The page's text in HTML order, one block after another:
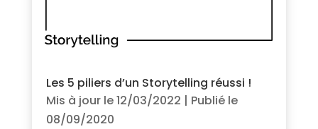
Les 5 piliers d’un Storytelling réussi !
Mis à jour le 12/03/2022 | Publié le
08/09/2020